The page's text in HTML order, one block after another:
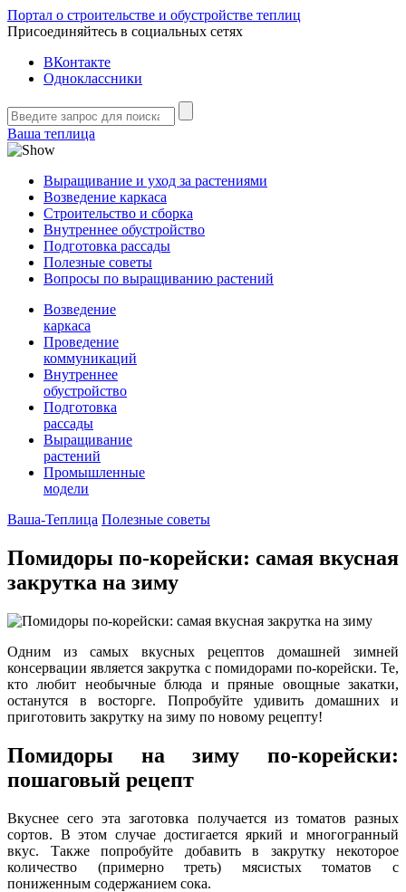
Портал о строительстве и обустройстве теплиц
Присоединяйтесь в социальных сетях
ВКонтакте
Одноклассники
Ваша теплица
Выращивание и уход за растениями
Возведение каркаса
Строительство и сборка
Внутреннее обустройство
Подготовка рассады
Полезные советы
Вопросы по выращиванию растений
Возведение
каркаса
Проведение
коммуникаций
Внутреннее
обустройство
Подготовка
рассады
Выращивание
растений
Промышленные
модели
Ваша-Теплица Полезные советы
Помидоры по-корейски: самая вкусная
закрутка на зиму
Одним из самых вкусных рецептов домашней зимней
консервации является закрутка с помидорами по-корейски. Те,
кто любит необычные блюда и пряные овощные закатки,
останутся в восторге. Попробуйте удивить домашних и
приготовить закрутку на зиму по новому рецепту!
Помидоры на зиму по-корейски:
пошаговый рецепт
Вкуснее сего эта заготовка получается из томатов разных
сортов. В этом случае достигается яркий и многогранный
вкус. Также попробуйте добавить в закрутку некоторое
количество (примерно треть) мясистых томатов с
пониженным содержанием сока.